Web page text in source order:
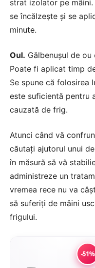
strat izolator pe
se încălzește și se
minute.
Oul. Gălbenușul de
Poate fi aplicat timp
Se spune că folosirea
este suficientă pentru
cauzată de frig.
Atunci când vă
căutați ajutorul unui
în măsură să vă
administreze un
vremea rece nu va
să suferiți de mâini
frigului.
-51%